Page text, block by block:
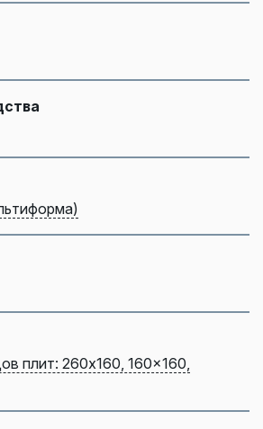
плит: 260x160, 160x160,